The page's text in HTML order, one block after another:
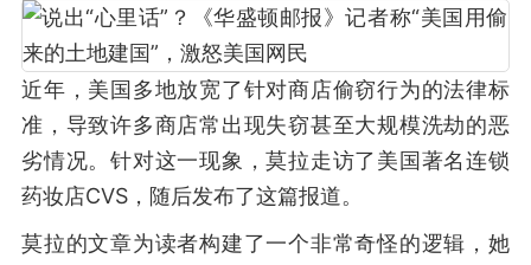
近年，美国多地放宽了针对商店偷窃行为的法律标
准，导致许多商店常出现失窃甚至大规模洗劫的恶
劣情况。针对这一现象，莫拉走访了美国著名连锁
药妆店CVS，随后发布了这篇报道。
莫拉的文章为读者构建了一个非常奇怪的逻辑，她